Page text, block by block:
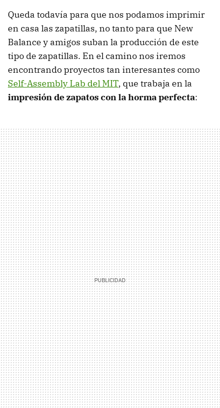
Queda todavía para que nos podamos imprimir
en casa las zapatillas, no tanto para que New
Balance y amigos suban la producción de este
tipo de zapatillas. En el camino nos iremos
encontrando proyectos tan interesantes como
Self-Assembly Lab del MIT, que trabaja en la
impresión de zapatos con la horma perfecta: